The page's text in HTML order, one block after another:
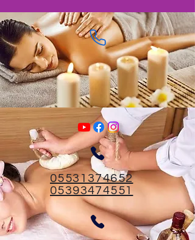
05531374652
05393474551